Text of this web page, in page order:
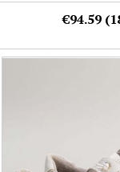
€94.59
Равни дамски кецове